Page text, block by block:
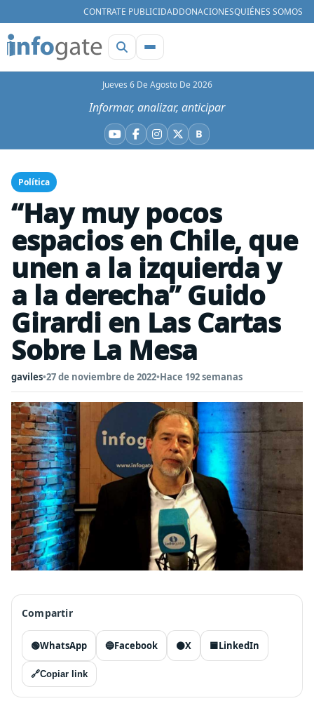
CONTRATE PUBLICIDADDONACIONESQUIÉNES SOMOS
Jueves 6 De Agosto De 2026
Informar, analizar, anticipar
YouTube
Facebook
Instagram
X BBluesky
Política
“Hay muy pocos
espacios en Chile, que
unen a la izquierda y
a la derecha” Guido
Girardi en Las Cartas
Sobre La Mesa
gaviles•27 de noviembre de 2022•Hace 192 semanas
Compartir
🟢WhatsApp 🔵Facebook ⚫X 🟦LinkedIn
🔗Copiar link